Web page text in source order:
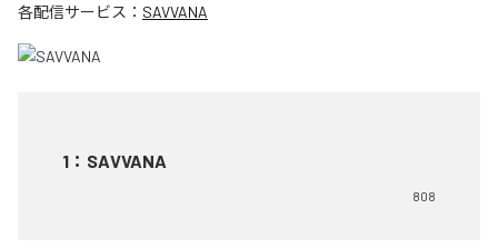
各配信サービス： SAVVANA
1 ： SAVVANA
808